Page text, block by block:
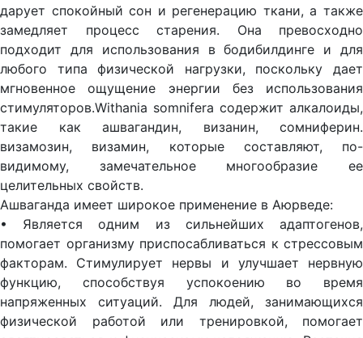
дарует спокойный сон и регенерацию ткани, а также
замедляет процесс старения. Она превосходно
подходит для использования в бодибилдинге и для
любого типа физической нагрузки, поскольку дает
мгновенное ощущение энергии без использования
стимуляторов.Withania somnifera содержит алкалоиды,
такие как ашвагандин, визанин, сомниферин.
визамозин, визамин, которые составляют, по-
видимому, замечательное многообразие ее
целительных свойств.
Ашваганда имеет широкое применение в Аюрведе:
• Является одним из сильнейших адаптогенов,
помогает организму приспосабливаться к стрессовым
факторам. Стимулирует нервы и улучшает нервную
функцию, способствуя успокоению во время
напряженных ситуаций. Для людей, занимающихся
физической работой или тренировкой, помогает